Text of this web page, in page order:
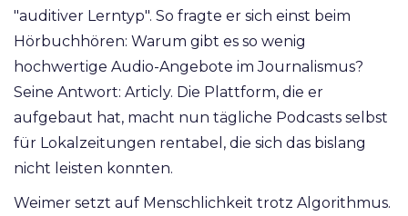
"auditiver Lerntyp". So fragte er sich einst beim
Hörbuchhören: Warum gibt es so wenig
hochwertige Audio-Angebote im Journalismus?
Seine Antwort: Articly. Die Plattform, die er
aufgebaut hat, macht nun tägliche Podcasts selbst
für Lokalzeitungen rentabel, die sich das bislang
nicht leisten konnten.
Weimer setzt auf Menschlichkeit trotz Algorithmus.